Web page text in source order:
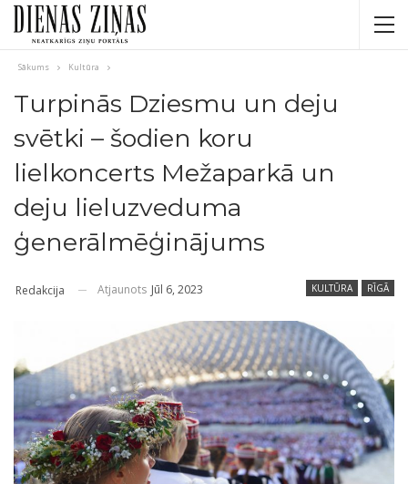
Sākums Kultūra
Turpinās Dziesmu un deju
svētki – šodien koru
lielkoncerts Mežaparkā un
deju lieluzveduma
ģenerālmēģinājums
KULTŪRA RĪGĀ
Redakcija Atjaunots Jūl 6, 2023